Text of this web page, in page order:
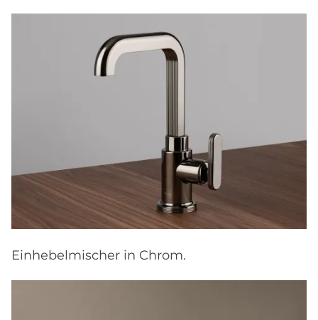
Einhebelmischer in Chrom.